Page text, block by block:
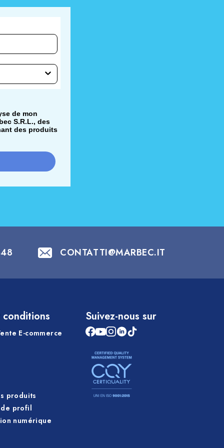
de mon
S.R.L., des
des produits
CONTATTI@MARBEC.IT
E-commerce
produits
profil
numérique
Suivez-nous sur